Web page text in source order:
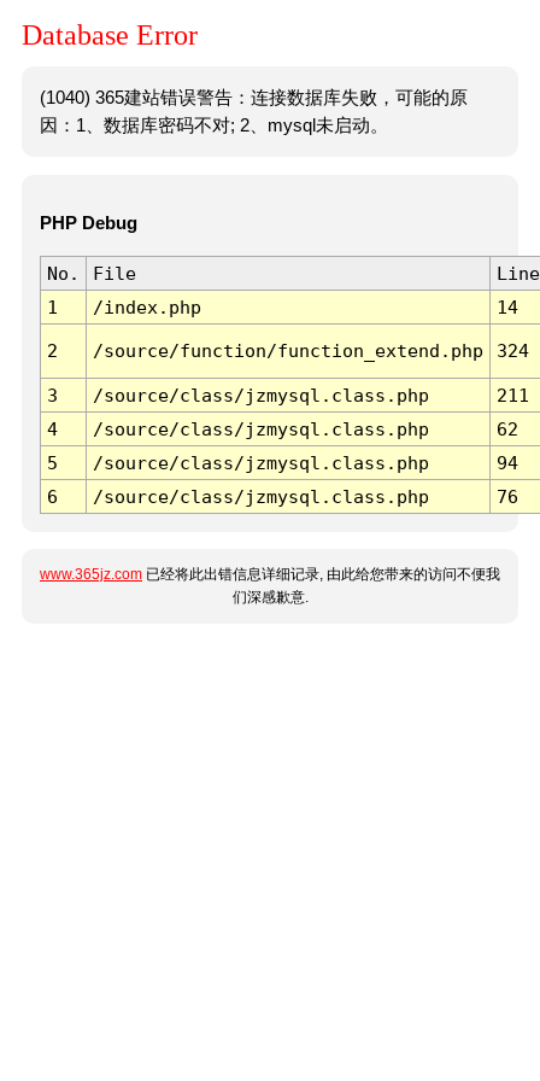
Database Error
(1040) 365建站错误警告：连接数据库失败，可能的原
因：1、数据库密码不对; 2、mysql未启动。
PHP Debug
No. File
Line
1
/index.php 14
2 /source/function/function_extend.php 324
3 /source/class/jzmysql.class.php
211
4
/source/class/jzmysql.class.php
62
5
/source/class/jzmysql.class.php
94
6
/source/class/jzmysql.class.php 76
www.365jz.com 已经将此出错信息详细记录, 由此给您带来的访问不便我
们深感歉意.